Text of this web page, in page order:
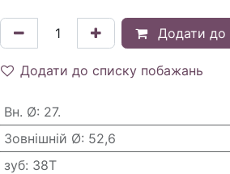
Додати до
Додати до списку побажань
Вн. Ø: 27.
Зовнішній Ø: 52,6
зуб: 38T